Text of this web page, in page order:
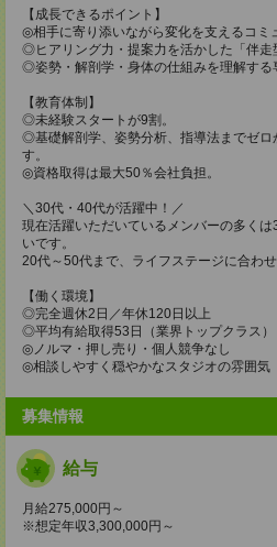
【成長できるポイント】
◎相手に寄り添いながら変化を支えるコミ
◎ヒアリング力・提案力を活かした「伴走
◎姿勢・解剖学・身体の仕組みを理解する
【教育体制】
◎未経験スタートが9割。
◎基礎解剖学、姿勢分析、指導法までゼロ
す。
◎資格取得は最大50％会社負担。
＼30代・40代が活躍中！／
現在活躍いただいているメンバーの多く
いです。
20代～50代まで、ライフステージに合わ
【働く環境】
◎完全週休2日／年休120日以上
◎平均有給取得53日（業界トップクラス）
◎ノルマ・押し売り・個人競争なし
◎相談しやすく穏やかなスタジオの雰囲気
募集情報
給与
月給275,000円～
※想定年収3,300,000円～